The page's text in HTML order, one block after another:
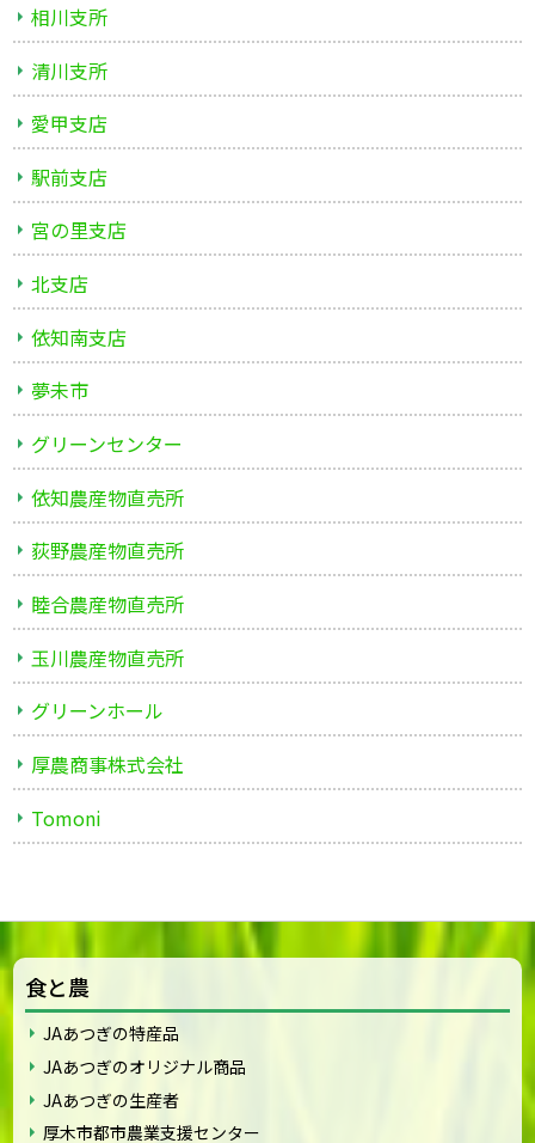
相川支所
清川支所
愛甲支店
駅前支店
宮の里支店
北支店
依知南支店
夢未市
グリーンセンター
依知農産物直売所
荻野農産物直売所
睦合農産物直売所
玉川農産物直売所
グリーンホール
厚農商事株式会社
Tomoni
食と農
JAあつぎの特産品
JAあつぎのオリジナル商品
JAあつぎの生産者
厚木市都市農業支援センター